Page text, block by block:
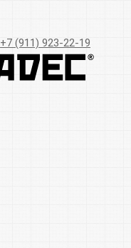
+7 (911) 923-22-19